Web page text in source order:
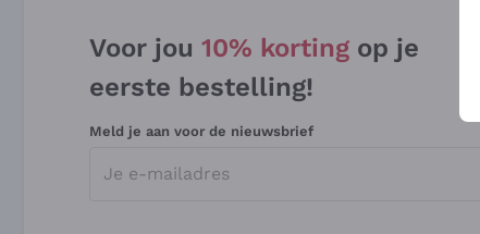
Voor jou 10% korting op je
eerste bestelling!
Meld je aan voor de nieuwsbrief